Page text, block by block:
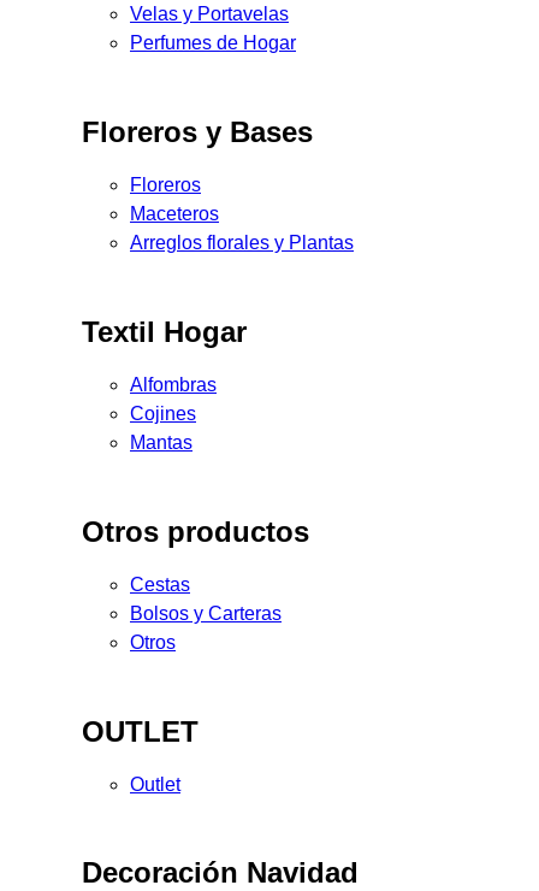
Velas y Portavelas
Perfumes de Hogar
Floreros y Bases
Floreros
Maceteros
Arreglos florales y Plantas
Textil Hogar
Alfombras
Cojines
Mantas
Otros productos
Cestas
Bolsos y Carteras
Otros
OUTLET
Outlet
Decoración Navidad